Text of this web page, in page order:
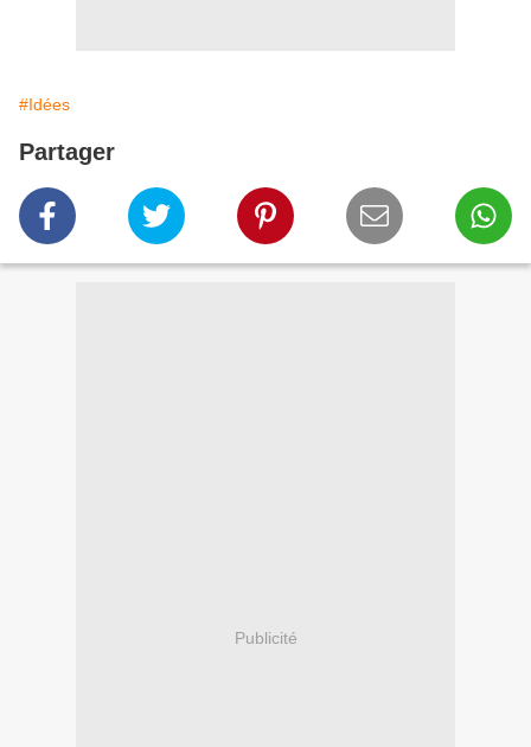
#Idées
Partager
Publicité